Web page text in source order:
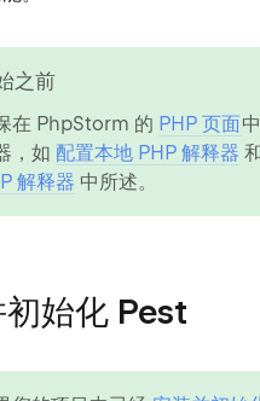
之前
在 PhpStorm 的 PHP 页面
，如 配置本地 PHP 解释器
解释器 中所述。
始化 Pest